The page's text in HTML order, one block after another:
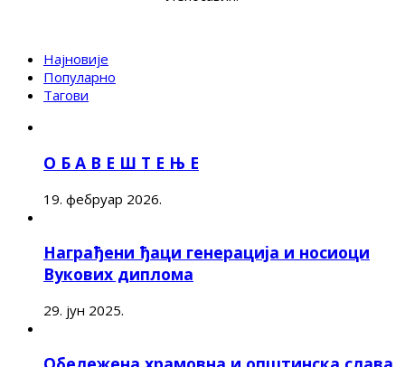
Најновије
Популарно
Тагови
О Б А В Е Ш Т Е Њ Е
19. фебруар 2026.
Награђени ђаци генерација и носиоци
Вукових диплома
29. јун 2025.